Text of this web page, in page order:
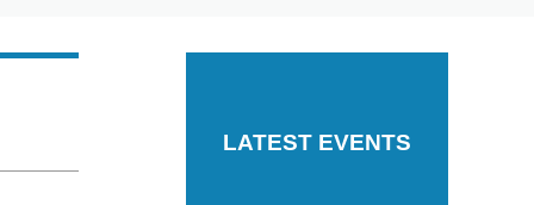
LATEST EVENTS